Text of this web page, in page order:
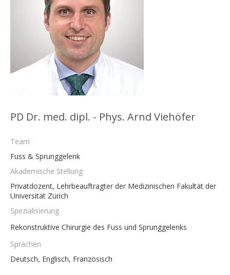
PD Dr. med. dipl. - Phys. Arnd Viehöfer
Team
Fuss & Sprunggelenk
Akademische Stellung
Privatdozent, Lehrbeauftragter der Medizinischen Fakultät der
Universität Zürich
Spezialisierung
Rekonstruktive Chirurgie des Fuss und Sprunggelenks
Sprachen
Deutsch, Englisch, Französisch